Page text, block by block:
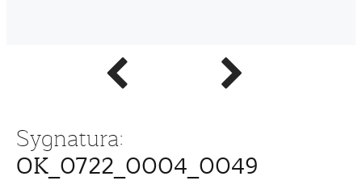
Poprzednie
zdjęcie
Następne
zdjęcie
Sygnatura:
OK_0722_0004_0049